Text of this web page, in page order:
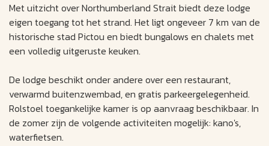
Met uitzicht over Northumberland Strait biedt deze lodge
eigen toegang tot het strand. Het ligt ongeveer 7 km van de
historische stad Pictou en biedt bungalows en chalets met
een volledig uitgeruste keuken.
De lodge beschikt onder andere over een restaurant,
verwarmd buitenzwembad, en gratis parkeergelegenheid.
Rolstoel toegankelijke kamer is op aanvraag beschikbaar. In
de zomer zijn de volgende activiteiten mogelijk: kano's,
waterfietsen.